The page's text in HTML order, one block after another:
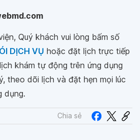
Quý khách vui lòng bấm số
DỊCH VỤ hoặc đặt lịch trực tiếp
khám tự động trên ứng dụng
theo dõi lịch và đặt hẹn mọi lúc
dụng.
Chia sẻ